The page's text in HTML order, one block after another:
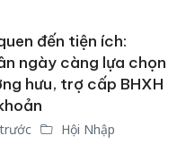
đến tiện ích:
ngày càng lựa chọn
hưu, trợ cấp BHXH
Hội Nhập